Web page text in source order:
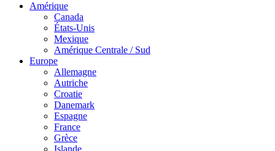
Amérique
Canada
États-Unis
Mexique
Amérique Centrale / Sud
Europe
Allemagne
Autriche
Croatie
Danemark
Espagne
France
Grèce
Islande